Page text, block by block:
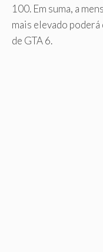
100. Em suma, a
mais elevado
de GTA 6.